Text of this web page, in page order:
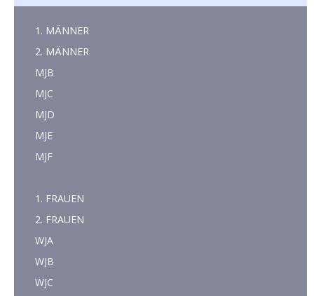
1. MÄNNER
2. MÄNNER
MJB
MJC
MJD
MJE
MJF
1. FRAUEN
2. FRAUEN
WJA
WJB
WJC